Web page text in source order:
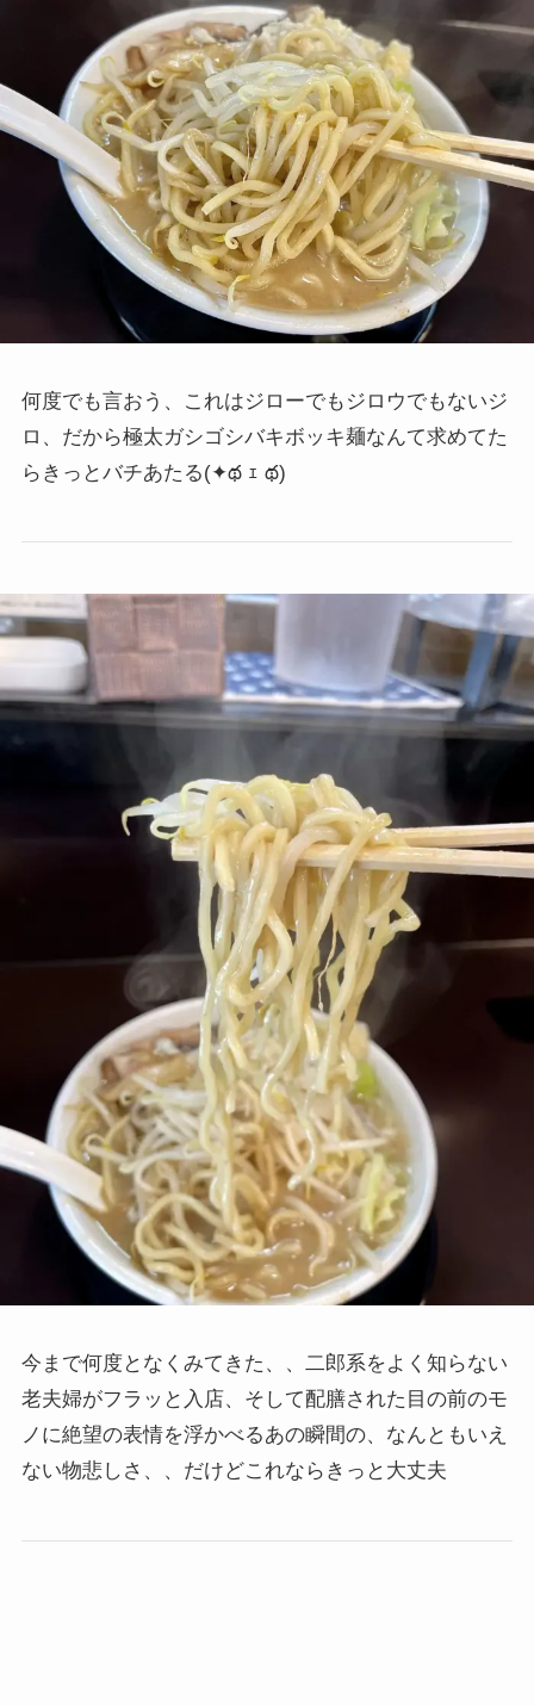
何度でも言おう、これはジローでもジロウでもないジ
ロ、だから極太ガシゴシバキボッキ麺なんて求めてた
らきっとバチあたる(✦థ ｪ థ)
今まで何度となくみてきた、、二郎系をよく知らない
老夫婦がフラッと入店、そして配膳された目の前のモ
ノに絶望の表情を浮かべるあの瞬間の、なんともいえ
ない物悲しさ、、だけどこれならきっと大丈夫